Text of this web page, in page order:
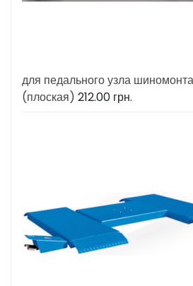
для педального узла
(плоская) 212.00 грн.